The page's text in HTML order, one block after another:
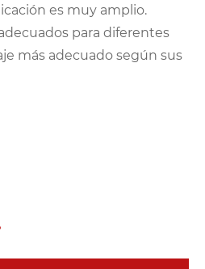
es muy amplio.
para diferentes
más adecuado según sus